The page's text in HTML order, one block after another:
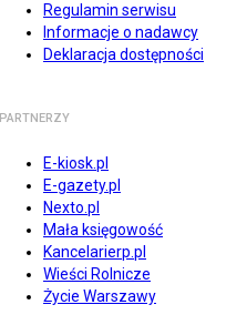
Regulamin serwisu
Informacje o nadawcy
Deklaracja dostępności
PARTNERZY
E-kiosk.pl
E-gazety.pl
Nexto.pl
Mała księgowość
Kancelarierp.pl
Wieści Rolnicze
Życie Warszawy